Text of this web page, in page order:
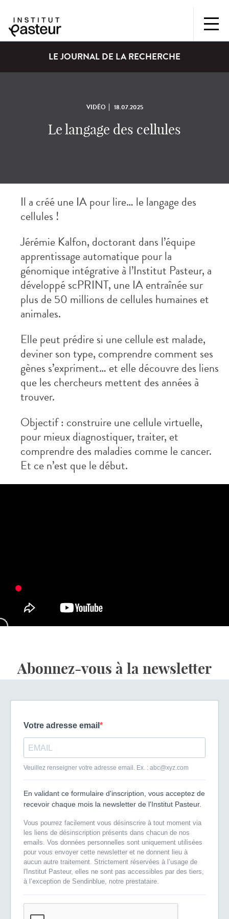
LE JOURNAL DE LA RECHERCHE
VIDÉO 18.07.2025
Le langage des cellules
Il a créé une IA pour lire… le langage des
cellules !
Jérémie Kalfon, doctorant dans l’équipe
apprentissage automatique pour la
génomique intégrative à l’Institut Pasteur, a
développé scPRINT, une IA entraînée sur
plus de 50 millions de cellules humaines et
animales.
Elle peut prédire si une cellule est malade,
deviner son type, comprendre comment ses
gènes s’expriment… et elle découvre des liens
que les chercheurs mettent des années à
trouver.
Objectif : construire une cellule virtuelle,
pour mieux diagnostiquer, traiter, et
comprendre des maladies comme le cancer.
Et ce n’est que le début.
Abonnez-vous à la newsletter